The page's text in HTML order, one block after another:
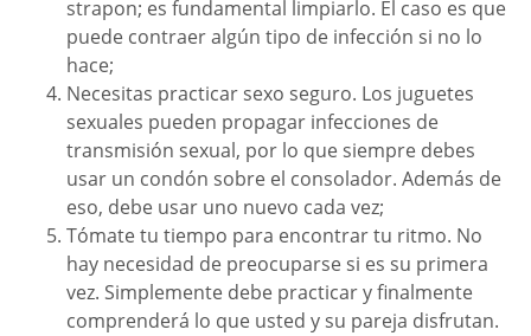
strapon; es fundamental limpiarlo. El caso es que
puede contraer algún tipo de infección si no lo
hace;
Necesitas practicar sexo seguro. Los juguetes
sexuales pueden propagar infecciones de
transmisión sexual, por lo que siempre debes
usar un condón sobre el consolador. Además de
eso, debe usar uno nuevo cada vez;
Tómate tu tiempo para encontrar tu ritmo. No
hay necesidad de preocuparse si es su primera
vez. Simplemente debe practicar y finalmente
comprenderá lo que usted y su pareja disfrutan.